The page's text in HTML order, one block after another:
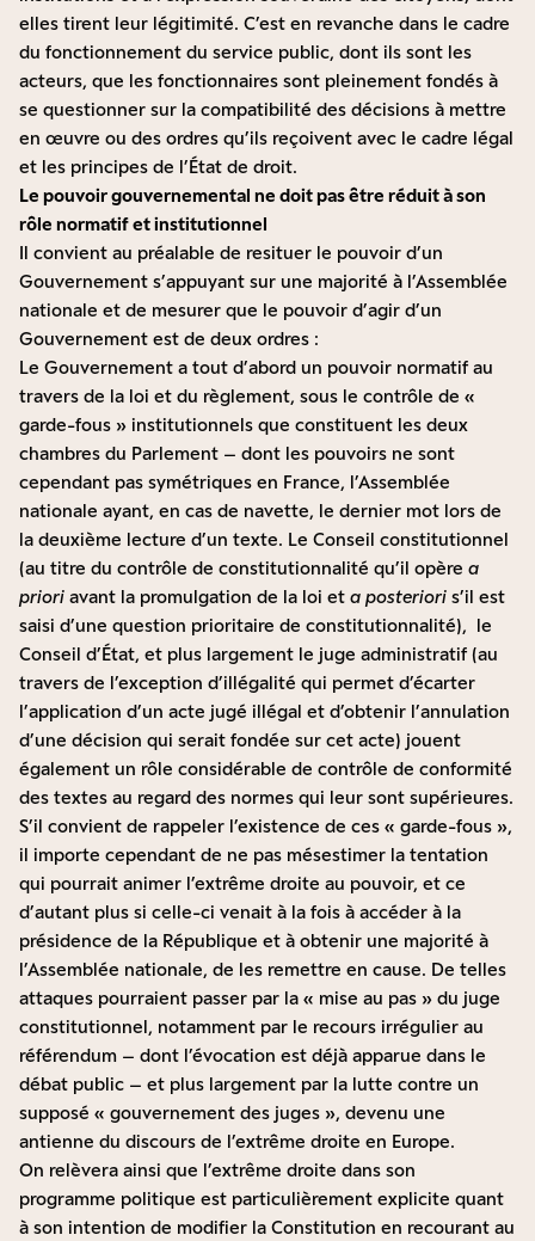
elles tirent leur légitimité. C’est en revanche dans le cadre
du fonctionnement du service public, dont ils sont les
acteurs, que les fonctionnaires sont pleinement fondés à
se questionner sur la compatibilité des décisions à mettre
en œuvre ou des ordres qu’ils reçoivent avec le cadre légal
et les principes de l’État de droit.
Le pouvoir gouvernemental ne doit pas être réduit à son
rôle normatif et institutionnel
Il convient au préalable de resituer le pouvoir d’un
Gouvernement s’appuyant sur une majorité à l’Assemblée
nationale et de mesurer que le pouvoir d’agir d’un
Gouvernement est de deux ordres :
Le Gouvernement a tout d’abord un pouvoir normatif au
travers de la loi et du règlement, sous le contrôle de «
garde-fous » institutionnels que constituent les deux
chambres du Parlement – dont les pouvoirs ne sont
cependant pas symétriques en France, l’Assemblée
nationale ayant, en cas de navette, le dernier mot lors de
la deuxième lecture d’un texte. Le Conseil constitutionnel
(au titre du contrôle de constitutionnalité qu’il opère a
priori avant la promulgation de la loi et a posteriori s’il est
saisi d’une question prioritaire de constitutionnalité), le
Conseil d’État, et plus largement le juge administratif (au
travers de l’exception d’illégalité qui permet d’écarter
l’application d’un acte jugé illégal et d’obtenir l’annulation
d’une décision qui serait fondée sur cet acte) jouent
également un rôle considérable de contrôle de conformité
des textes au regard des normes qui leur sont supérieures.
S’il convient de rappeler l’existence de ces « garde-fous »,
il importe cependant de ne pas mésestimer la tentation
qui pourrait animer l’extrême droite au pouvoir, et ce
d’autant plus si celle-ci venait à la fois à accéder à la
présidence de la République et à obtenir une majorité à
l’Assemblée nationale, de les remettre en cause. De telles
attaques pourraient passer par la « mise au pas » du juge
constitutionnel, notamment par le recours irrégulier au
référendum – dont l’évocation est déjà apparue dans le
débat public – et plus largement par la lutte contre un
supposé « gouvernement des juges », devenu une
antienne du discours de l’extrême droite en Europe.
On relèvera ainsi que l’extrême droite dans son
programme politique est particulièrement explicite quant
à son intention de modifier la Constitution en recourant au